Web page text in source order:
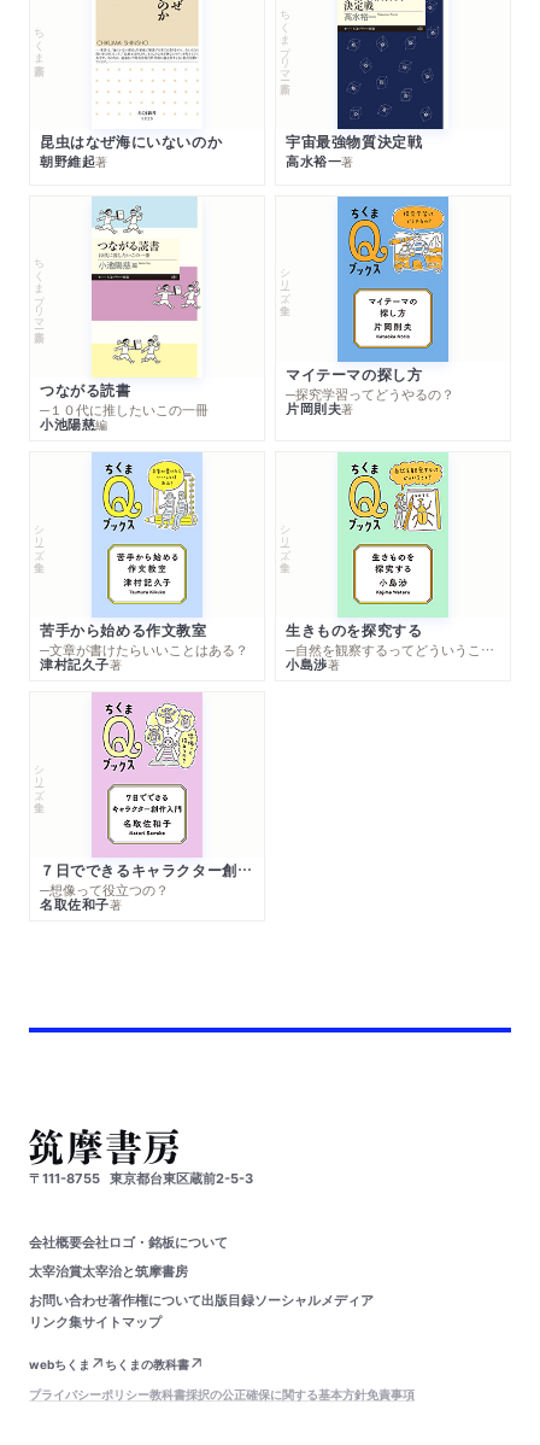
ちくま新書
昆虫はなぜ海にいないのか
朝野維起著
ちくまプリマー新書
宇宙最強物質決定戦
高水裕一著
ちくまプリマー新書
つながる読書
─１０代に推したいこの一冊
小池陽慈編
シリーズ・全集
マイテーマの探し方
─探究学習ってどうやるの？
片岡則夫著
シリーズ・全集
苦手から始める作文教室
─文章が書けたらいいことはある？
津村記久子著
シリーズ・全集
生きものを探究する
─自然を観察するってどういうこと？
小島渉著
シリーズ・全集
７日でできるキャラクター創作入門
─想像って役立つの？
名取佐和子著
〒111-8755 東京都台東区蔵前2-5-3
会社概要会社ロゴ・銘板について
太宰治賞太宰治と筑摩書房
お問い合わせ著作権について出版目録ソーシャルメディア
リンク集サイトマップ
webちくま
ちくまの教科書
プライバシーポリシー教科書採択の公正確保に関する基本方針免責事項